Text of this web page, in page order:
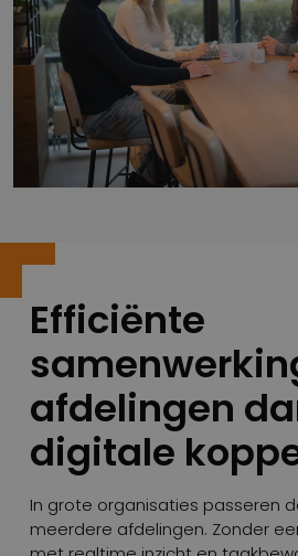
Efficiënte
afdelingen
digitale
In grote organisaties passeren
meerdere afdelingen. Zonder